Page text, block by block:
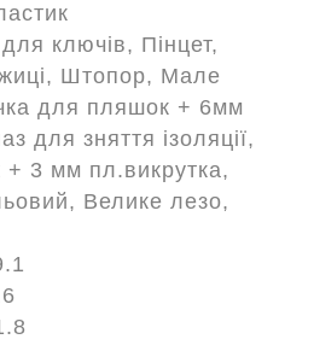
ключів, Пінцет,
Штопор, Мале
для пляшок + 6мм
для зняття ізоляції,
+ 3 мм пл.викрутка,
Велике лезо,